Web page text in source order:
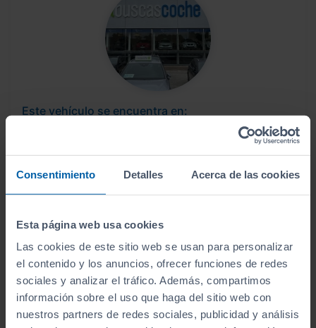
Consentimiento Detalles Acerca de las cookies
Esta página web usa cookies
Las cookies de este sitio web se usan para personalizar
el contenido y los anuncios, ofrecer funciones de redes
sociales y analizar el tráfico. Además, compartimos
información sobre el uso que haga del sitio web con
nuestros partners de redes sociales, publicidad y análisis
Este vehículo se encuentra en:
Ver vehículos del concesionario
¿Estás lejos o no puedes desplazarte?
Pruébalo en cualquiera de nuestras
instalaciones (Ver instalaciones )
Te lo entregamos en tu casa, en cualquier